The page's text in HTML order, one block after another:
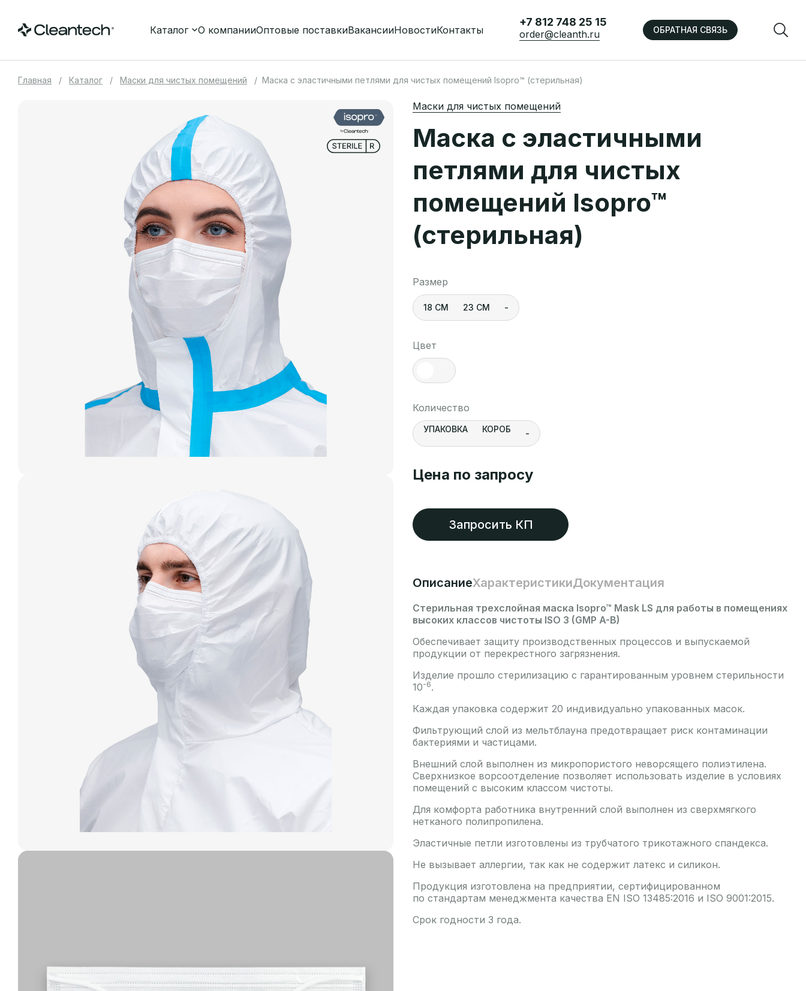
Каталог О компанииОптовые поставкиВакансииНовостиКонтакты
+7 812 748 25 15
order@cleanth.ru ОБРАТНАЯ СВЯЗЬ
Главная Каталог Маски для чистых помещений Маска с эластичными петлями для чистых помещений Isopro™ (стерильная)
Маски для чистых помещений
Маска с эластичными
петлями для чистых
помещений Isopro™
(стерильная)
Размер
18 СМ 23 СМ -
Цвет
Количество
УПАКОВКА КОРОБ -
Цена по запросу
Запросить КП
ОписаниеХарактеристикиДокументация
Стерильная трехслойная маска Isopro™ Mask LS для работы в помещениях
высоких классов чистоты ISO 3 (GMP A-B)
Обеспечивает защиту производственных процессов и выпускаемой
продукции от перекрестного загрязнения.
Изделие прошло стерилизацию с гарантированным уровнем стерильности
10-6.
Каждая упаковка содержит 20 индивидуально упакованных масок.
Фильтрующий слой из мельтблауна предотвращает риск контаминации
бактериями и частицами.
Внешний слой выполнен из микропористого неворсящего полиэтилена.
Сверхнизкое ворсоотделение позволяет использовать изделие в условиях
помещений с высоким классом чистоты.
Для комфорта работника внутренний слой выполнен из сверхмягкого
нетканого полипропилена.
Эластичные петли изготовлены из трубчатого трикотажного спандекса.
Не вызывает аллергии, так как не содержит латекс и силикон.
Продукция изготовлена на предприятии, сертифицированном
по стандартам менеджмента качества EN ISO 13485:2016 и ISO 9001:2015.
Срок годности 3 года.